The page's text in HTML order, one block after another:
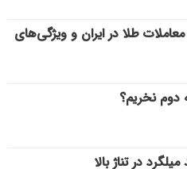
طلا در ایران و ویژگی‌های
نخریم؟
در تناژ بالا